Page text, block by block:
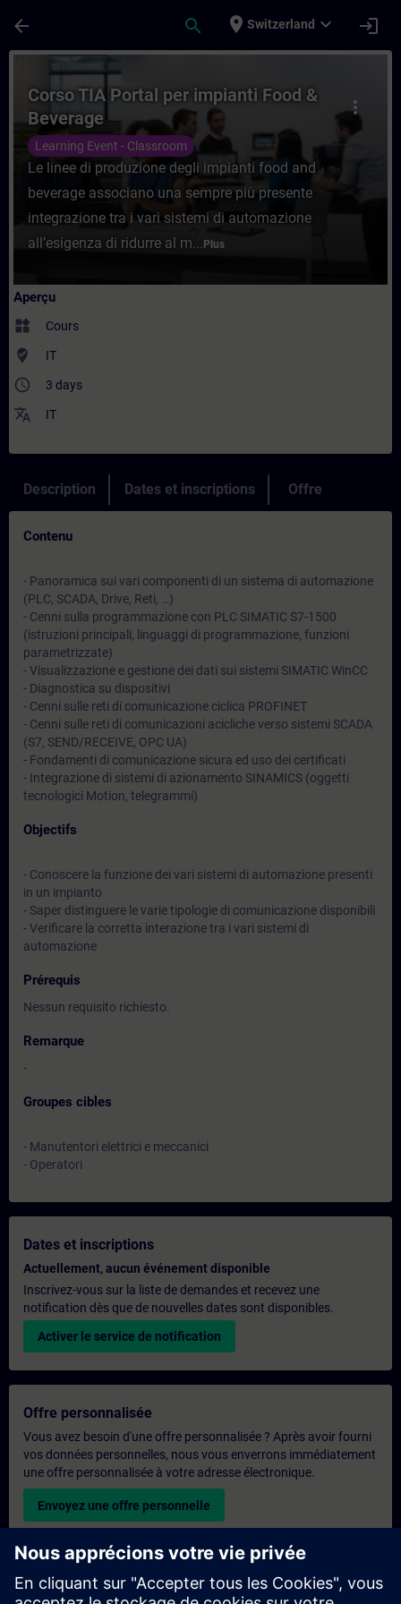
arrow_back search place Switzerland expand_more login
Cours - Corso TIA Portal per impianti
more_vert
Corso TIA Portal per impianti Food &
Beverage
Learning Event - Classroom
Le linee di produzione degli impianti food and
beverage associano una sempre più presente
integrazione tra i vari sistemi di automazione
all’esigenza di ridurre al m... Plus
Aperçu
widgets Cours
where_to_vote IT
access_time 3 days
translate IT
Description Dates et inscriptions Offre
Contenu
- Panoramica sui vari componenti di un sistema di automazione
(PLC, SCADA, Drive, Reti, …)
- Cenni sulla programmazione con PLC SIMATIC S7-1500
(istruzioni principali, linguaggi di programmazione, funzioni
parametrizzate)
- Visualizzazione e gestione dei dati sui sistemi SIMATIC WinCC
- Diagnostica su dispositivi
- Cenni sulle reti di comunicazione ciclica PROFINET
- Cenni sulle reti di comunicazioni acicliche verso sistemi SCADA
(S7, SEND/RECEIVE, OPC UA)
- Fondamenti di comunicazione sicura ed uso dei certificati
- Integrazione di sistemi di azionamento SINAMICS (oggetti
tecnologici Motion, telegrammi)
Objectifs
- Conoscere la funzione dei vari sistemi di automazione presenti
in un impianto
- Saper distinguere le varie tipologie di comunicazione disponibili
- Verificare la corretta interazione tra i vari sistemi di
automazione
Prérequis
Nessun requisito richiesto.
Remarque
-
Groupes cibles
- Manutentori elettrici e meccanici
- Operatori
Dates et inscriptions
Actuellement, aucun événement disponible
Inscrivez-vous sur la liste de demandes et recevez une
notification dès que de nouvelles dates sont disponibles.
Activer le service de notification
Offre personnalisée
Vous avez besoin d'une offre personnalisée ? Après avoir fourni
vos données personnelles, nous vous enverrons immédiatement
une offre personnalisée à votre adresse électronique.
Envoyez une offre personnelle
Demande de formation exclusive